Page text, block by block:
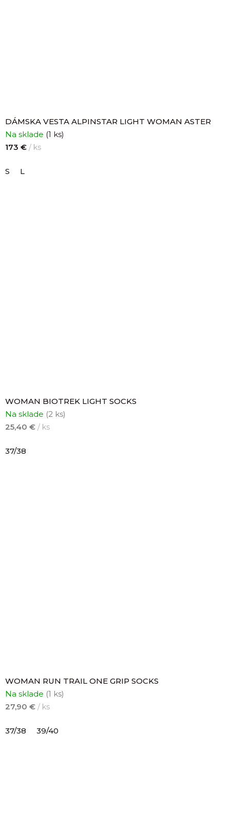
DÁMSKA VESTA ALPINSTAR LIGHT WOMAN ASTER
Na sklade (1 ks)
173 € / ks
S L
WOMAN BIOTREK LIGHT SOCKS
Na sklade (2 ks)
25,40 € / ks
37/38
WOMAN RUN TRAIL ONE GRIP SOCKS
Na sklade (1 ks)
27,90 € / ks
37/38 39/40